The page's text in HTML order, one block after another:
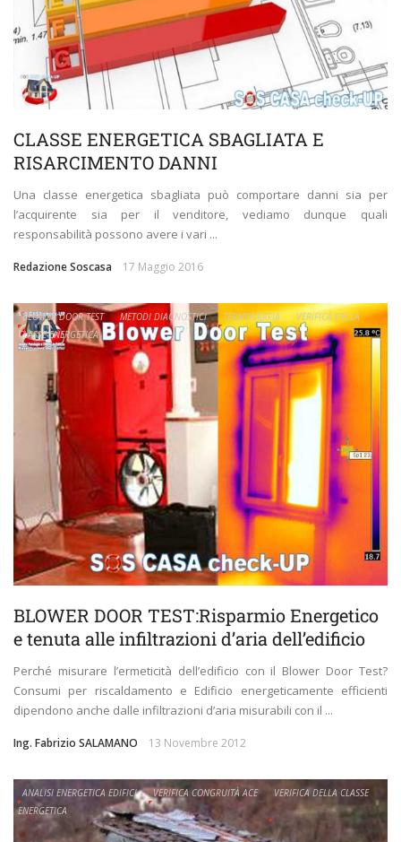
CLASSE ENERGETICA SBAGLIATA E
RISARCIMENTO DANNI
Una classe energetica sbagliata può comportare danni sia per
l’acquirente sia per il venditore, vediamo dunque quali
responsabilità possono avere i vari ...
Redazione Soscasa 17 Maggio 2016
BLOWER DOOR TEST METODI DIAGNOSTICI TERMOGRAFIA
VERIFICA DELLA
CLASSE ENERGETICA
BLOWER DOOR TEST:Risparmio Energetico
e tenuta alle infiltrazioni d’aria dell’edificio
Perché misurare l’ermeticità dell’edificio con il Blower Door Test?
Consumi per riscaldamento e Edificio energeticamente efficienti
dipendono anche dalle infiltrazioni d’aria misurabili con il ...
Ing. Fabrizio SALAMANO 13 Novembre 2012
ANALISI ENERGETICA EDIFICI VERIFICA CONGRUITÀ ACE
VERIFICA DELLA CLASSE
ENERGETICA